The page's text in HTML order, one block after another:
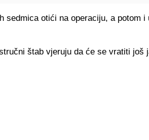
sedmica otići na operaciju, a potom i
štab vjeruju da će se vratiti još